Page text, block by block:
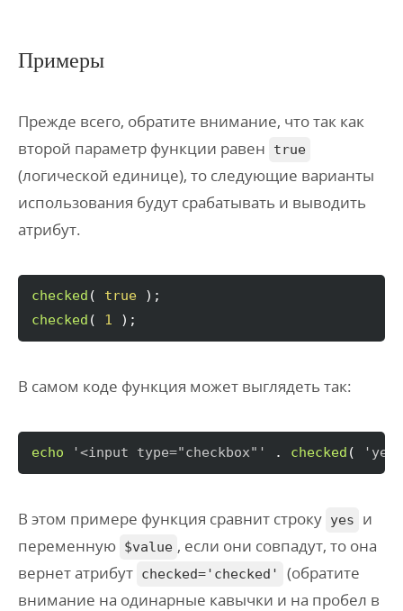
Примеры
Прежде всего, обратите внимание, что так как
второй параметр функции равен
true
(логической единице), то следующие варианты
использования будут срабатывать и выводить
атрибут.
checked ( true )
checked ( 1 ) ;
В самом коде функция может выглядеть так:
echo '<input type="checkbox"' . checked ( 'yes'
В этом примере функция сравнит строку yes
и
переменную $value , если они совпадут, то она
вернет атрибут checked='checked'
(обратите
внимание на одинарные кавычки и на пробел в